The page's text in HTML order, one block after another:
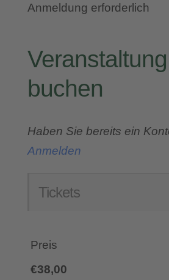
Anmeldung erforderlich
Veranstaltung
buchen
Haben Sie bereits ein
Anmelden
Tickets
Preis
€38,00